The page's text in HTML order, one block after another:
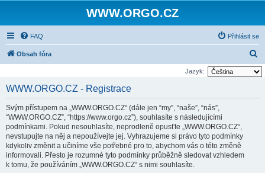
WWW.ORGO.CZ
FAQ Přihlásit se
Obsah fóra
l
Jazyk:
WWW.ORGO.CZ - Registrace
Svým přístupem na „WWW.ORGO.CZ“ (dále jen “my”, “naše”, “nás”,
“WWW.ORGO.CZ”, “https://www.orgo.cz”), souhlasíte s následujícími
podmínkami. Pokud nesouhlasíte, neprodleně opusťte „WWW.ORGO.CZ“,
nevstupujte na něj a nepoužívejte jej. Vyhrazujeme si právo tyto podmínky
kdykoliv změnit a učiníme vše potřebné pro to, abychom vás o této změně
informovali. Přesto je rozumné tyto podmínky průběžně sledovat vzhledem
k tomu, že používáním „WWW.ORGO.CZ“ s nimi souhlasíte.